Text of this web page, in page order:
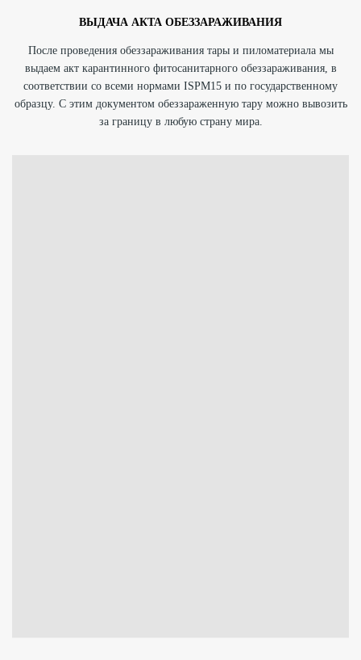
ВЫДАЧА АКТА ОБЕЗЗАРАЖИВАНИЯ
После проведения обеззараживания тары и пиломатериала мы
выдаем акт карантинного фитосанитарного обеззараживания, в
соответствии со всеми нормами ISPM15 и по государственному
образцу. С этим документомобеззараженную тару можно вывозить
за границу в любую страну мира.